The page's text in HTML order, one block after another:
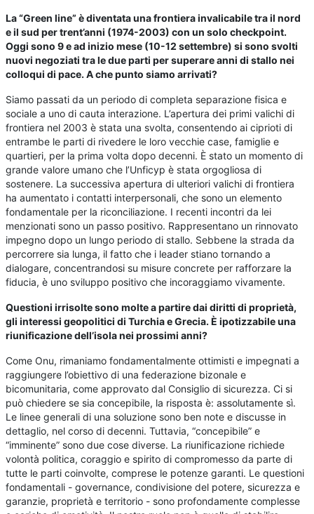
La “Green line” è diventata una frontiera invalicabile tra il nord
e il sud per trent’anni (1974-2003) con un solo checkpoint.
Oggi sono 9 e ad inizio mese (10-12 settembre) si sono svolti
nuovi negoziati tra le due parti per superare anni di stallo nei
colloqui di pace. A che punto siamo arrivati?
Siamo passati da un periodo di completa separazione fisica e
sociale a uno di cauta interazione. L’apertura dei primi valichi di
frontiera nel 2003 è stata una svolta, consentendo ai ciprioti di
entrambe le parti di rivedere le loro vecchie case, famiglie e
quartieri, per la prima volta dopo decenni. È stato un momento di
grande valore umano che l’Unficyp è stata orgogliosa di
sostenere. La successiva apertura di ulteriori valichi di frontiera
ha aumentato i contatti interpersonali, che sono un elemento
fondamentale per la riconciliazione. I recenti incontri da lei
menzionati sono un passo positivo. Rappresentano un rinnovato
impegno dopo un lungo periodo di stallo. Sebbene la strada da
percorrere sia lunga, il fatto che i leader stiano tornando a
dialogare, concentrandosi su misure concrete per rafforzare la
fiducia, è uno sviluppo positivo che incoraggiamo vivamente.
Questioni irrisolte sono molte a partire dai diritti di proprietà,
gli interessi geopolitici di Turchia e Grecia. È ipotizzabile una
riunificazione dell’isola nei prossimi anni?
Come Onu, rimaniamo fondamentalmente ottimisti e impegnati a
raggiungere l’obiettivo di una federazione bizonale e
bicomunitaria, come approvato dal Consiglio di sicurezza. Ci si
può chiedere se sia concepibile, la risposta è: assolutamente sì.
Le linee generali di una soluzione sono ben note e discusse in
dettaglio, nel corso di decenni. Tuttavia, “concepibile” e
“imminente” sono due cose diverse. La riunificazione richiede
volontà politica, coraggio e spirito di compromesso da parte di
tutte le parti coinvolte, comprese le potenze garanti. Le questioni
fondamentali - governance, condivisione del potere, sicurezza e
garanzie, proprietà e territorio - sono profondamente complesse